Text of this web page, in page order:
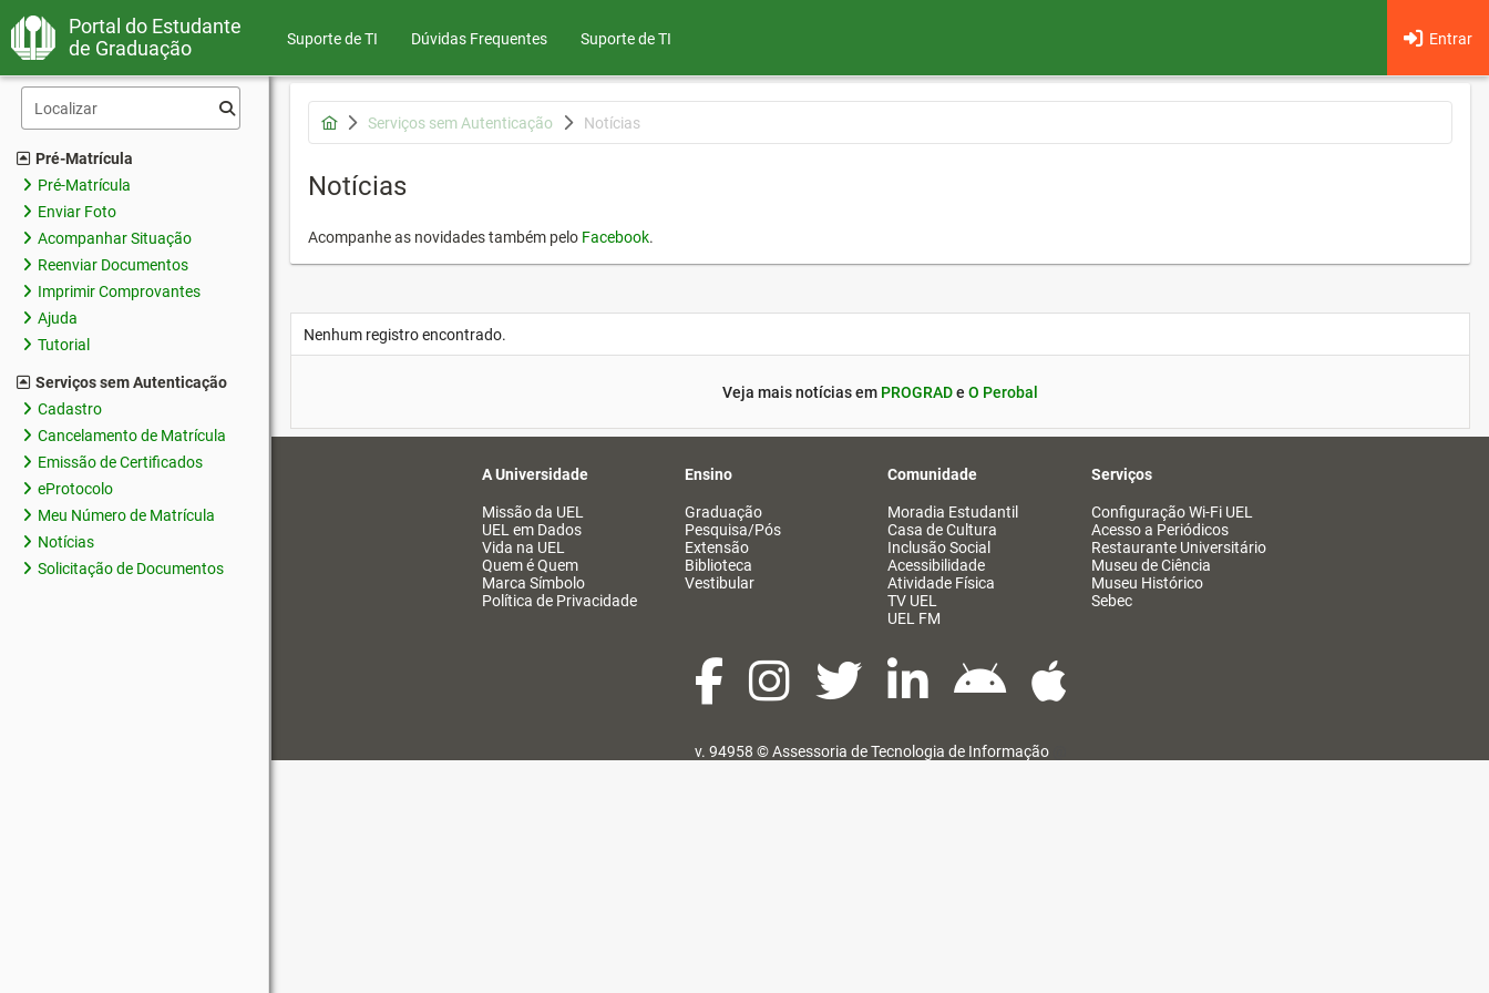
Portal do Estudante
de Graduação
Suporte de TI Dúvidas Frequentes Entrar
Suporte de TI
Pré-Matrícula
Pré-Matrícula
Enviar Foto
Acompanhar Situação
Reenviar Documentos
Imprimir Comprovantes
Ajuda
Tutorial
Serviços sem Autenticação
Cadastro
Cancelamento de Matrícula
Emissão de Certificados
eProtocolo
Meu Número de Matrícula
Notícias
Solicitação de Documentos
Serviços sem Autenticação Notícias
Notícias
Acompanhe as novidades também pelo Facebook.
Nenhum registro encontrado.
Veja mais notícias em PROGRADe O Perobal
A Universidade
Missão da UEL
UEL em Dados
Vida na UEL
Quem é Quem
Marca Símbolo
Política de Privacidade
Ensino
Graduação
Pesquisa/Pós
Extensão
Biblioteca
Vestibular
Comunidade
Moradia Estudantil
Casa de Cultura
Inclusão Social
Acessibilidade
Atividade Física
TV UEL
UEL FM
Serviços
Configuração Wi-Fi UEL
Acesso a Periódicos
Restaurante Universitário
Museu de Ciência
Museu Histórico
Sebec
v. 94958 ©Assessoria de Tecnologia de Informação